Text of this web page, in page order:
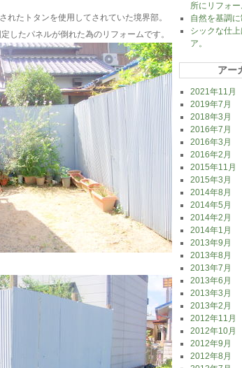
れたトタンを使用してされていた境界部。
したパネルが倒れた為のリフォームです。
所にリフォー
自然を基調に
シックな仕
ア。
アー
2021年11月
2019年7月
2018年3月
2016年7月
2016年3月
2016年2月
2015年11月
2015年3月
2014年8月
2014年5月
2014年2月
2014年1月
2013年9月
2013年8月
2013年7月
2013年6月
2013年3月
2013年2月
2012年11月
2012年10月
2012年9月
2012年8月